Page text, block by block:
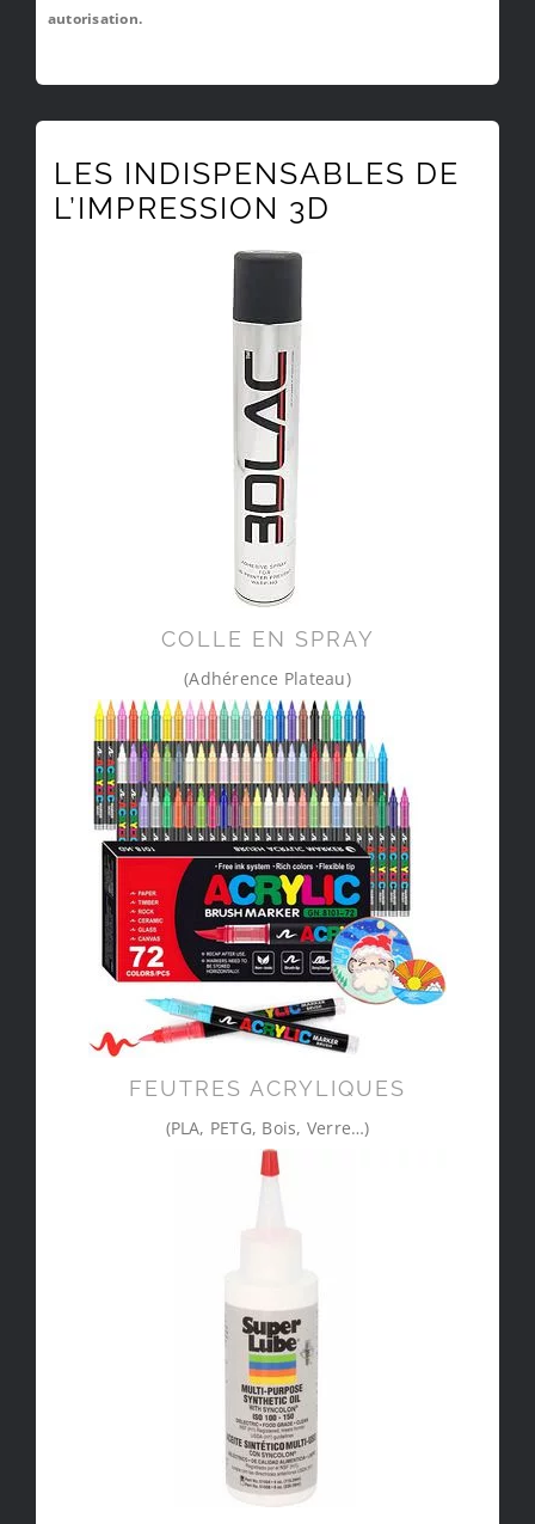
autorisation.
LES INDISPENSABLES DE
L’IMPRESSION 3D
COLLE EN SPRAY
(Adhérence Plateau)
FEUTRES ACRYLIQUES
(PLA, PETG, Bois, Verre…)